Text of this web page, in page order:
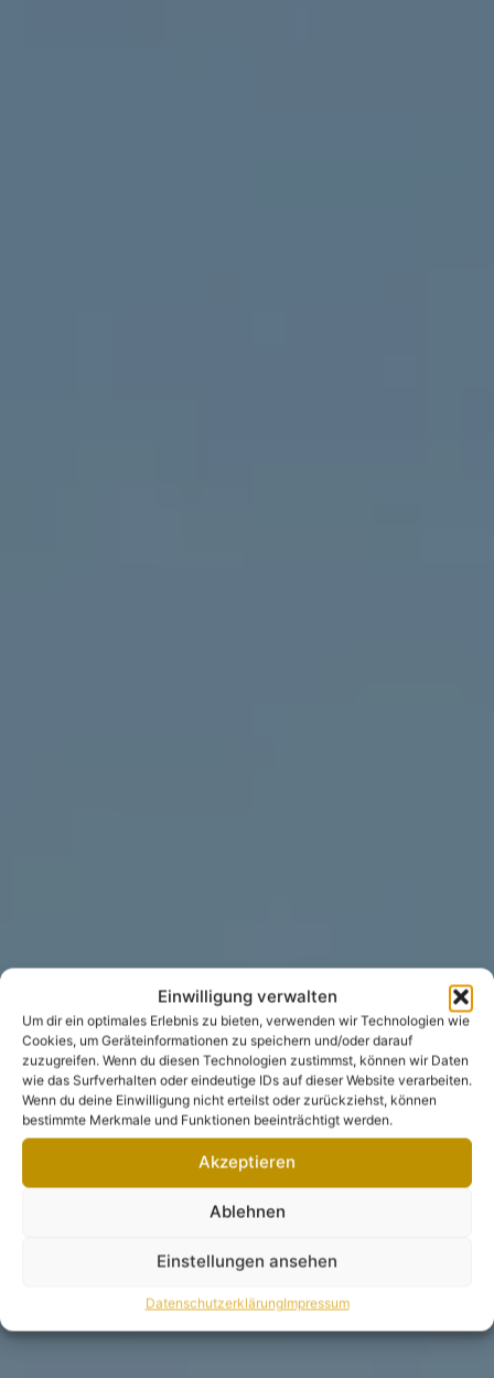
Einwilligung verwalten
Um dir ein optimales Erlebnis zu bieten, verwenden wir Technologien wie
Cookies, um Geräteinformationen zu speichern und/oder darauf
zuzugreifen. Wenn du diesen Technologien zustimmst, können wir Daten
wie das Surfverhalten oder eindeutige IDs auf dieser Website verarbeiten.
Wenn du deine Einwilligung nicht erteilst oder zurückziehst, können
bestimmte Merkmale und Funktionen beeinträchtigt werden.
Akzeptieren
Ablehnen
Einstellungen ansehen
DatenschutzerklärungImpressum